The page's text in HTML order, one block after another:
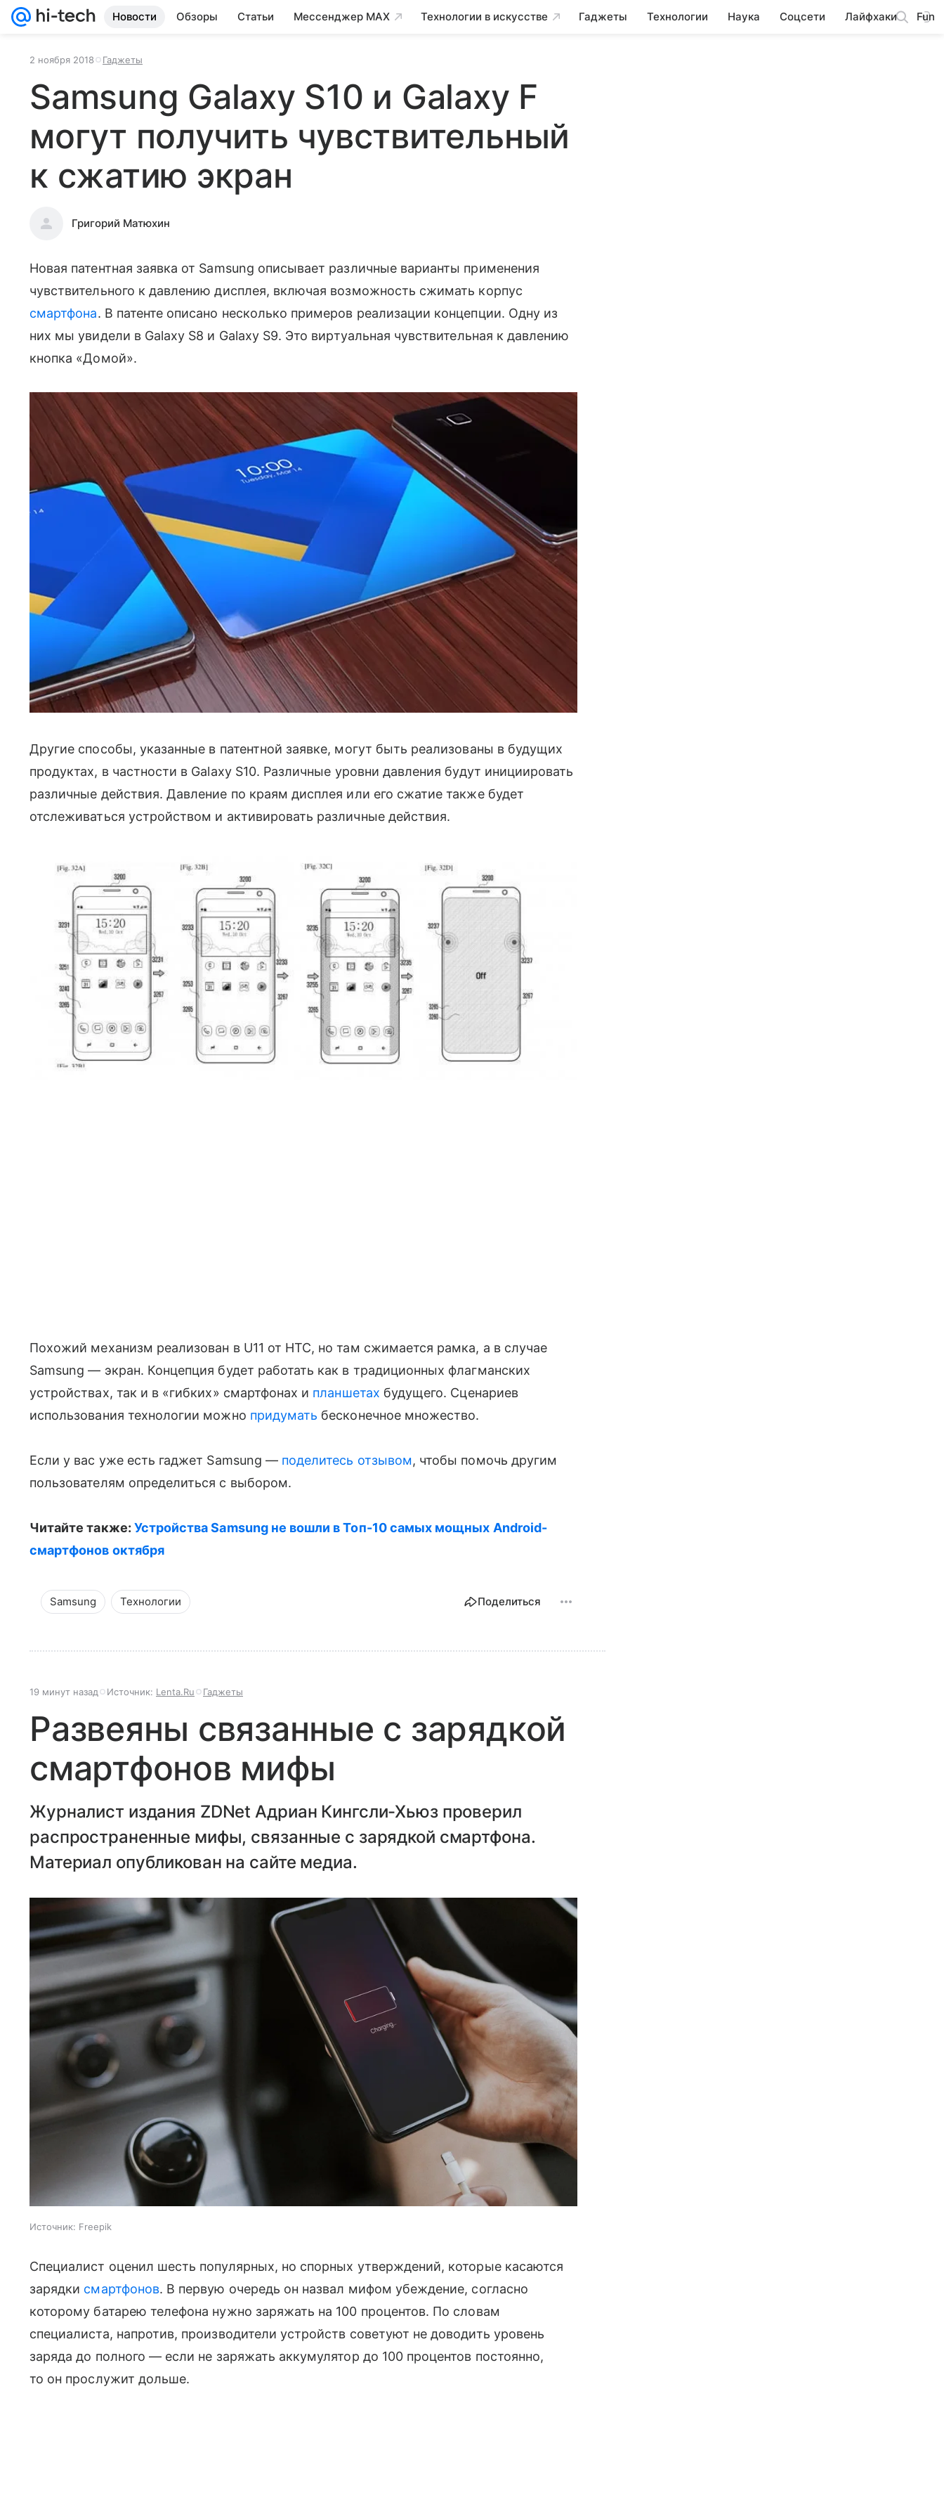
Новости Обзоры Статьи Мессенджер MAX Технологии в искусстве Гаджеты Технологии Наука Соцсети Лайфхаки Fun
2 ноября 2018 Гаджеты
Samsung Galaxy S10 и Galaxy F
могут получить чувствительный
к сжатию экран
Григорий Матюхин
Новая патентная заявка от Samsung описывает различные варианты применения
чувствительного к давлению дисплея, включая возможность сжимать корпус
смартфона. В патенте описано несколько примеров реализации концепции. Одну из
них мы увидели в Galaxy S8 и Galaxy S9. Это виртуальная чувствительная к давлению
кнопка «Домой».
Другие способы, указанные в патентной заявке, могут быть реализованы в будущих
продуктах, в частности в Galaxy S10. Различные уровни давления будут инициировать
различные действия. Давление по краям дисплея или его сжатие также будет
отслеживаться устройством и активировать различные действия.
Похожий механизм реализован в U11 от HTC, но там сжимается рамка, а в случае
Samsung — экран. Концепция будет работать как в традиционных флагманских
устройствах, так и в «гибких» смартфонах и планшетах будущего. Сценариев
использования технологии можно придумать бесконечное множество.
Если у вас уже есть гаджет Samsung — поделитесь отзывом, чтобы помочь другим
пользователям определиться с выбором.
Читайте также: Устройства Samsung не вошли в Топ-10 самых мощных Android-
смартфонов октября
Samsung Технологии Поделиться
19 минут назад Источник: Lenta.Ru Гаджеты
Развеяны связанные с зарядкой
смартфонов мифы
Журналист издания ZDNet Адриан Кингсли-Хьюз проверил
распространенные мифы, связанные с зарядкой смартфона.
Материал опубликован на сайте медиа.
Источник: Freepik
Специалист оценил шесть популярных, но спорных утверждений, которые касаются
зарядки смартфонов. В первую очередь он назвал мифом убеждение, согласно
которому батарею телефона нужно заряжать на 100 процентов. По словам
специалиста, напротив, производители устройств советуют не доводить уровень
заряда до полного — если не заряжать аккумулятор до 100 процентов постоянно,
то он прослужит дольше.